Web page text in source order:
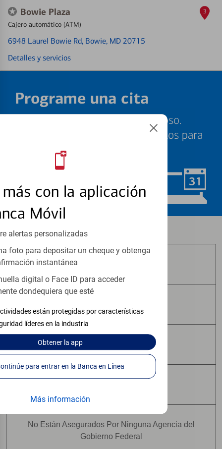
con la aplicación
Móvil
alertas personalizadas
foto para depositar un cheque y obtenga
instantánea
digital o Face ID para acceder
dondequiera que esté
están protegidas por características
líderes en la industria
Obtenerla app
Continúe para entrar en la Banca en Línea
Más información
Bowie Plaza
Cajero automático (ATM)
6948 Laurel Bowie Rd, Bowie, MD 20715
Detalles y servicios
3
Programe una cita
Sabemos que su tiempo es valioso.
Nuestros especialistas están listos para
ayudarle cuando quiera.
Programar ahora
Los productos de inversión y seguros:
No Están Asegurados por FDIC
Pueden Perder Valor
No Están Asegurados Por Ninguna Agencia del
Gobierno Federal